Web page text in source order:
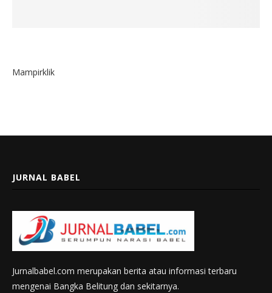
Mampirklik
JURNAL BABEL
Jurnalbabel.com merupakan berita atau informasi terbaru
mengenai Bangka Belitung dan sekitarnya.